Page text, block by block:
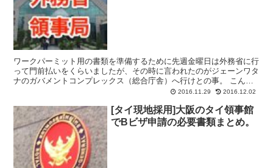
ワークパーミット用の書類を準備するために先週金曜日は外務省に行
って門前払いをくらいましたが、その時に言われたのがジェーンワタ
ナのガバメントコンプレックス（総合庁舎）へ行けとの事。 こんに
2016.11.29 2016.12.02
[タイ現地採用]大阪のタイ領事館
でBビザ申請の必要書類まとめ。